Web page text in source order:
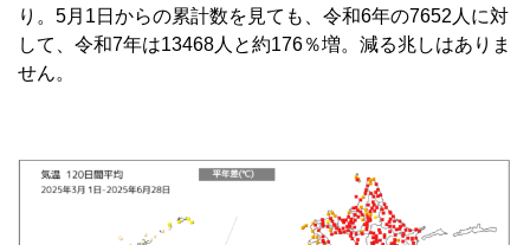
り。5月1日からの累計数を見ても、令和6年の7652人に対
して、令和7年は13468人と約176％増。減る兆しはありま
せん。